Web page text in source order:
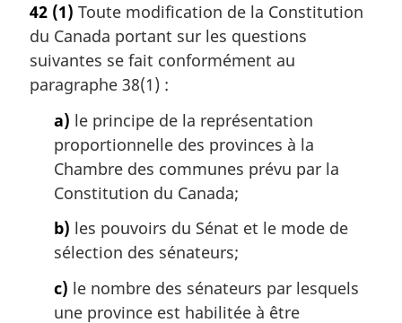
t
e
m
a
r
42 (1) Toute modification de la Constitution
du Canada portant sur les questions
suivantes se fait conformément au
paragraphe 38(1) :
a) le principe de la représentation
proportionnelle des provinces à la
Chambre des communes prévu par la
Constitution du Canada;
b) les pouvoirs du Sénat et le mode de
sélection des sénateurs;
c) le nombre des sénateurs par lesquels
une province est habilitée à être